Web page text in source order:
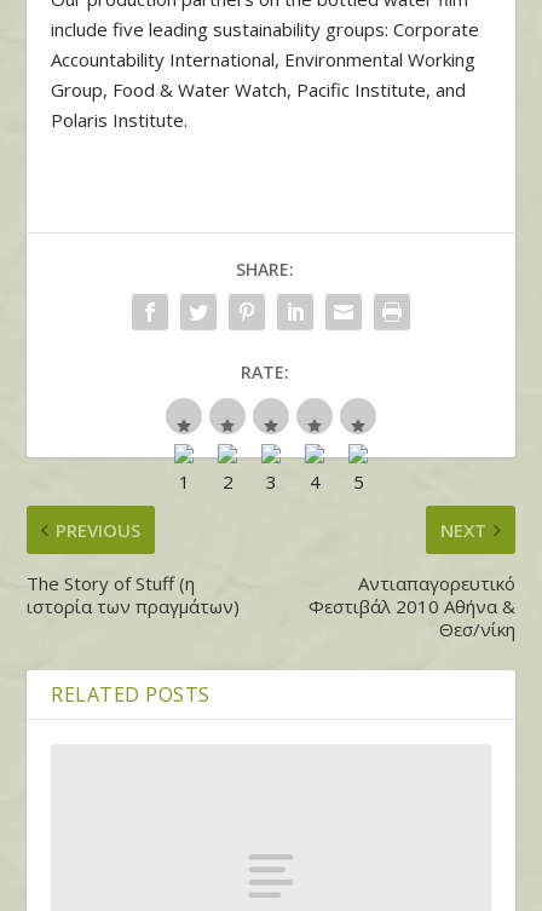
include five leading sustainability groups: Corporate
Accountability International, Environmental Working
Group, Food & Water Watch, Pacific Institute, and
Polaris Institute.
SHARE:
RATE:
PREVIOUS
The Story of Stuff (η
ιστορία των πραγμάτων)
NEXT
Αντιαπαγορευτικό
Φεστιβάλ 2010 Aθήνα &
Θεσ/νίκη
RELATED POSTS